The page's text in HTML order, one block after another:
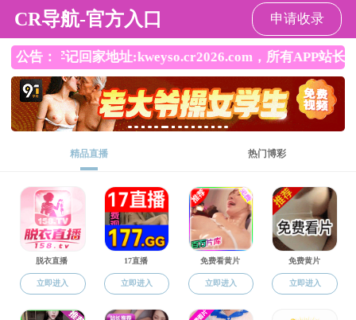
黑料社区
黑料社区概况 师资队伍
常用文档